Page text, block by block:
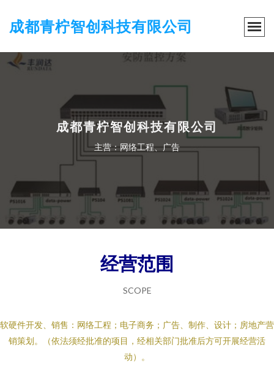
成都青柠智创科技有限公司
成都青柠智创科技有限公司
主营：网络工程、广告
经营范围
SCOPE
软硬件开发、销售：网络工程；电子商务；广告、制作、设计；房地产营
销策划。（依法须经批准的项目，经相关部门批准后方可开展经营活
动）。